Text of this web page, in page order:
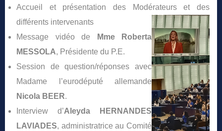
Accueil et présentation des Modérateurs et des
différents intervenants
Message vidéo de
Mme Roberta
MESSOLA, Présidente du P.E.
Session de question/réponses avec
Madame l’eurodéputé allemande
Nicola BEER.
Interview d’Aleyda HERNANDES
LAVIADES, administratrice au Comité